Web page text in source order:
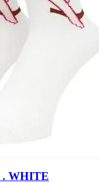
. WHITE